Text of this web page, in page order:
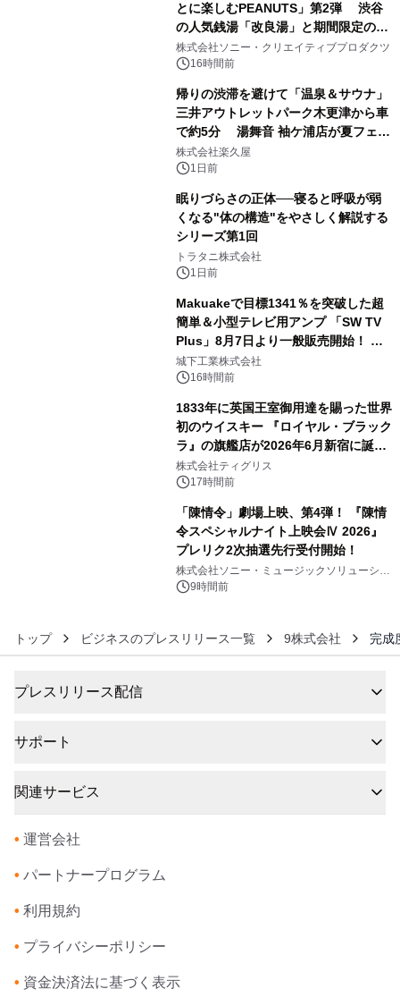
とに楽しむPEANUTS」第2弾 渋谷
の人気銭湯「改良湯」と期間限定のコ
ラボレーション サウナイキタイコラ
ボグッズも発売決定！
株式会社ソニー・クリエイティブプロダクツ
16時間前
帰りの渋滞を避けて「温泉＆サウナ」
三井アウトレットパーク木更津から車
で約5分 湯舞音 袖ケ浦店が夏フェア
メニューを提供
株式会社楽久屋
1日前
眠りづらさの正体──寝ると呼吸が弱
くなる"体の構造"をやさしく解説する
シリーズ第1回
トラタニ株式会社
1日前
Makuakeで目標1341％を突破した超
簡単＆小型テレビ用アンプ 「SW TV
Plus」8月7日より一般販売開始！ ケ
ーブル1本つなぐだけ、テレビの音が
ぐっと豊かに
城下工業株式会社
16時間前
1833年に英国王室御用達を賜った世界
初のウイスキー 『ロイヤル・ブラック
ラ』の旗艦店が2026年6月新宿に誕
生 バカルディ ジャパンと連携した
没入型バー「BAR Arca」
株式会社ティグリス
17時間前
「陳情令」劇場上映、第4弾！ 『陳情
令スペシャルナイト上映会Ⅳ 2026』
プレリク2次抽選先行受付開始！
株式会社ソニー・ミュージックソリューショ
ンズ9時間前
トップ ビジネスのプレスリリース一覧 9株式会社 完成
プレスリリース配信
サポート
関連サービス
• 運営会社
• パートナープログラム
• 利用規約
• プライバシーポリシー
• 資金決済法に基づく表示